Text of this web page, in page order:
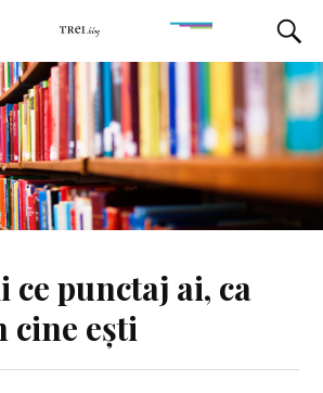
ce punctaj ai, ca
cine ești